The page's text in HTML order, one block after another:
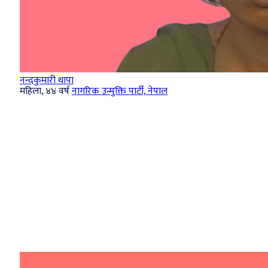
नन्दकुमारी थापा
महिला, ४४ वर्षनागरिक उन्मुक्ति पार्टी, नेपाल